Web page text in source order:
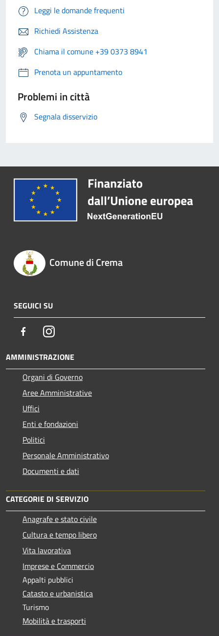
Leggi le domande frequenti
Richiedi Assistenza
Chiama il comune +39 0373 8941
Prenota un appuntamento
Problemi in città
Segnala disservizio
Comune di Crema
SEGUICI SU
FacebookInstagram
AMMINISTRAZIONE
Organi di Governo
Aree Amministrative
Uffici
Enti e fondazioni
Politici
Personale Amministrativo
Documenti e dati
CATEGORIE DI SERVIZIO
Anagrafe e stato civile
Cultura e tempo libero
Vita lavorativa
Imprese e Commercio
Appalti pubblici
Catasto e urbanistica
Turismo
Mobilità e trasporti